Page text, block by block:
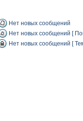
Нет новых сообщений
Нет новых сообщений [
Нет новых сообщений [